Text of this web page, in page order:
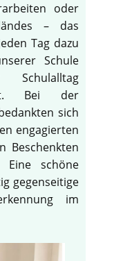
oder
– das
Tag dazu
Schule
Bei der
sich
engagierten
Beschenkten
Eine schöne
gegenseitige
im